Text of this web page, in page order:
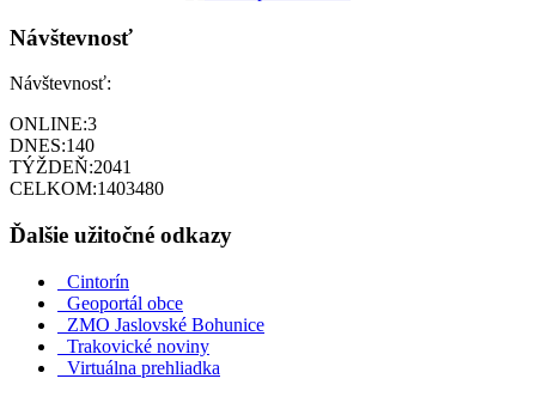
Návštevnosť
Návštevnosť:
ONLINE:3
DNES:140
TÝŽDEŇ:2041
CELKOM:1403480
Ďalšie užitočné odkazy
Cintorín
Geoportál obce
ZMO Jaslovské Bohunice
Trakovické noviny
Virtuálna prehliadka